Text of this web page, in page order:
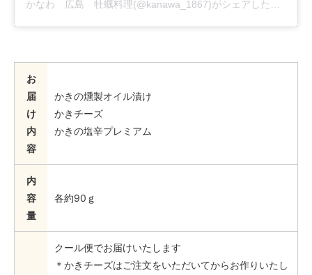
お
届
け
内
容
かきの燻製オイル漬け
かきチーズ
かきの塩辛プレミアム
内
容
量
各約90ｇ
クール便でお届けいたします
＊かきチーズはご注文をいただいてからお作りいたし